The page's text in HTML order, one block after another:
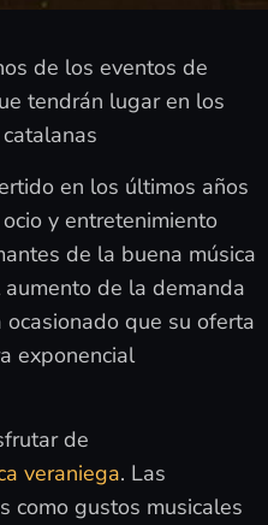
de los eventos de
tendrán lugar en los
en los últimos años
y entretenimiento
de la buena música
de la demanda
que su oferta
exponencial
de
veraniega. Las
como gustos musicales